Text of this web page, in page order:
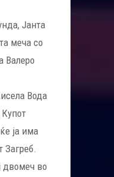
Јанта
меча со
Валеро
Вода
ја има
двомеч во